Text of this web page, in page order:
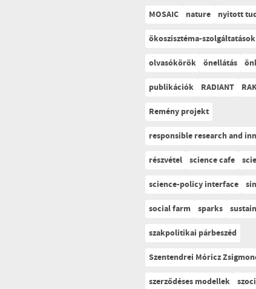
MOSAIC
nature
nyitott
ökoszisztéma-szolgáltatások
olvasókörök
önellátás
publikációk
RADIANT
Remény projekt
responsible research and
részvétel
science cafe
science-policy interface
social farm
sparks
szakpolitikai párbeszéd
Szentendrei Móricz
szerződéses modellek